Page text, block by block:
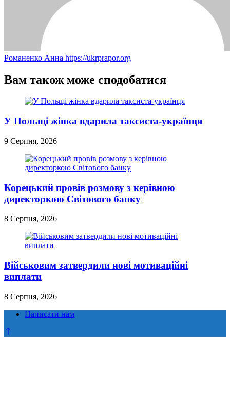
Романенко Анна https://ukrprapor.org
Вам також може сподобатися
У Польщі жінка вдарила таксиста-українця
9 Серпня, 2026
Корецький провів розмову з керівною
директоркою Світового банку
8 Серпня, 2026
Військовим затвердили нові мотиваційні
виплати
8 Серпня, 2026
Написати нам
Прокрутка
до